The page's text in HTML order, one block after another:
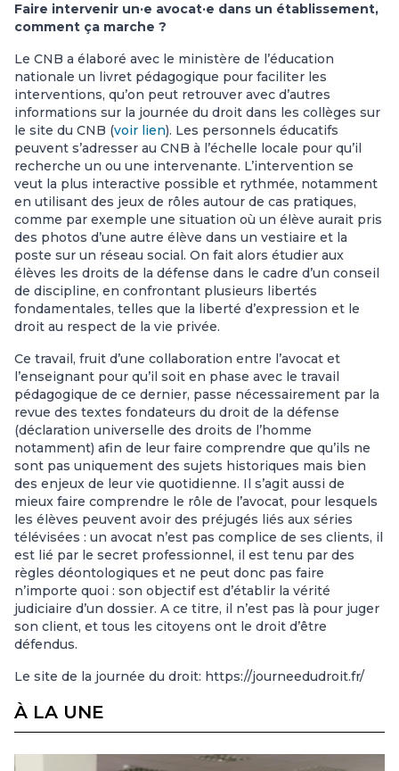
Faire intervenir un·e avocat·e dans un établissement,
comment ça marche ?
Le CNB a élaboré avec le ministère de l’éducation
nationale un livret pédagogique pour faciliter les
interventions, qu’on peut retrouver avec d’autres
informations sur la journée du droit dans les collèges sur
le site du CNB (voir lien). Les personnels éducatifs
peuvent s’adresser au CNB à l’échelle locale pour qu’il
recherche un ou une intervenante. L’intervention se
veut la plus interactive possible et rythmée, notamment
en utilisant des jeux de rôles autour de cas pratiques,
comme par exemple une situation où un élève aurait pris
des photos d’une autre élève dans un vestiaire et la
poste sur un réseau social. On fait alors étudier aux
élèves les droits de la défense dans le cadre d’un conseil
de discipline, en confrontant plusieurs libertés
fondamentales, telles que la liberté d’expression et le
droit au respect de la vie privée.
Ce travail, fruit d’une collaboration entre l’avocat et
l’enseignant pour qu’il soit en phase avec le travail
pédagogique de ce dernier, passe nécessairement par la
revue des textes fondateurs du droit de la défense
(déclaration universelle des droits de l’homme
notamment) afin de leur faire comprendre que qu’ils ne
sont pas uniquement des sujets historiques mais bien
des enjeux de leur vie quotidienne. Il s’agit aussi de
mieux faire comprendre le rôle de l’avocat, pour lesquels
les élèves peuvent avoir des préjugés liés aux séries
télévisées : un avocat n’est pas complice de ses clients, il
est lié par le secret professionnel, il est tenu par des
règles déontologiques et ne peut donc pas faire
n’importe quoi : son objectif est d’établir la vérité
judiciaire d’un dossier. A ce titre, il n’est pas là pour juger
son client, et tous les citoyens ont le droit d’être
défendus.
Le site de la journée du droit: https://journeedudroit.fr/
À LA UNE